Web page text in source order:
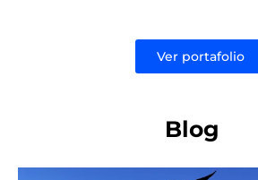
Ver portafolio
Blog